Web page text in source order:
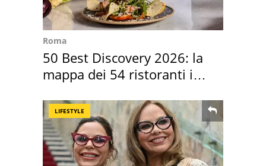
Roma
50 Best Discovery 2026: la
mappa dei 54 ristoranti in
LIFESTYLE